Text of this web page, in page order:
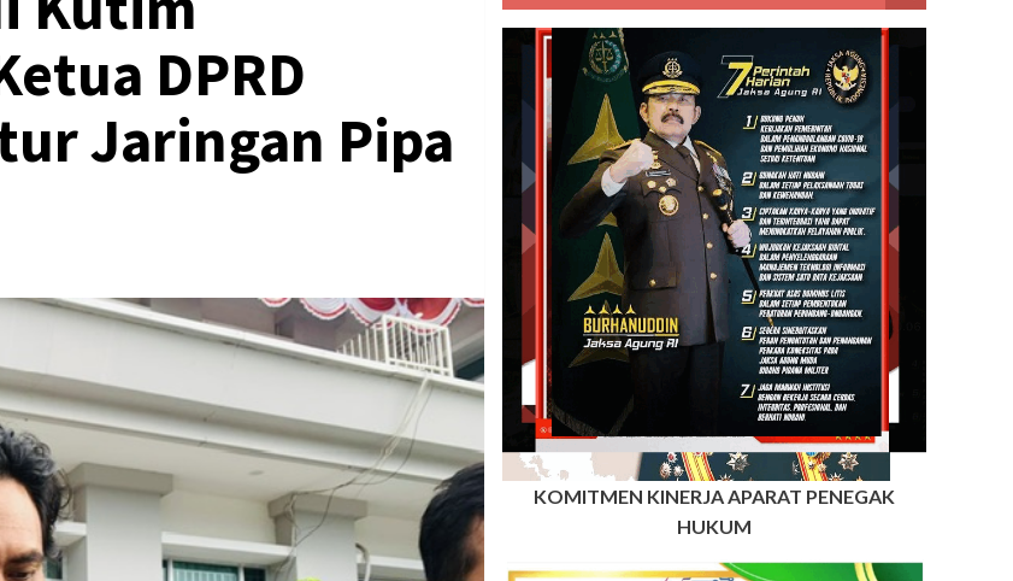
DPRD
Jaringan Pipa
KOMITMEN KINERJA APARAT PENEGAK
HUKUM